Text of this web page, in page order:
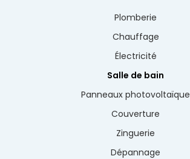
Plomberie
Chauffage
Électricité
Salle de bain
Panneaux photovoltaïque
Couverture
Zinguerie
Dépannage